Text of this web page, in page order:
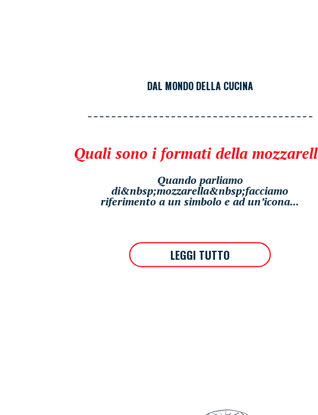
DAL MONDO DELLA CUCINA
Quali sono i formati della
Quando parliamo
di&nbsp;mozzarella&nbsp;facciamo
riferimento a un simbolo e ad un’icona...
LEGGI TUTTO